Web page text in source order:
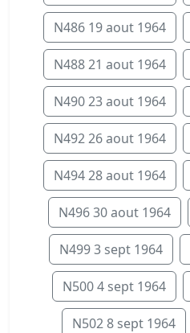
N486 19 aout 1964
N488 21 aout 1964
N490 23 aout 1964
N492 26 aout 1964
N494 28 aout 1964
N496 30 aout 1964
N499 3 sept 1964
N500 4 sept 1964
N502 8 sept 1964